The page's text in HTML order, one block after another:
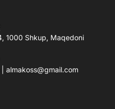
1000 Shkup, Maqedoni
almakoss@gmail.com